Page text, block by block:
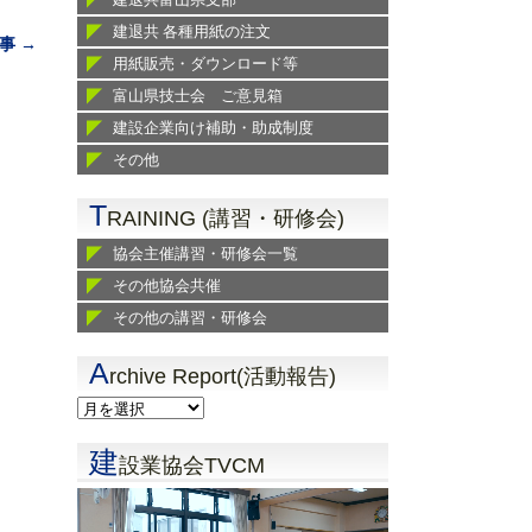
→
建退共 各種用紙の注文
用紙販売・ダウンロード等
富山県技士会 ご意見箱
建設企業向け補助・助成制度
その他
TRAINING (講習・研修会)
協会主催講習・研修会一覧
その他協会共催
その他の講習・研修会
Archive Report(活動報告)
建設業協会TVCM